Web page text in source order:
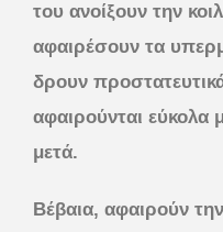
του ανοίξουν την
αφαιρέσουν τα
δρουν
αφαιρούνται εύκολα
μετά.
Βέβαια, αφαιρούν